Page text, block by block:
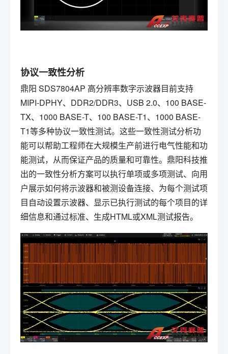
协议一致性分析
鼎阳 SDS7804AP 高分辨率数字示波器目前支持
MIPI-DPHY、DDR2/DDR3、USB 2.0、100 BASE-
TX、1000 BASE-T、100 BASE-T1、1000 BASE-
T1等多种协议一致性测试。这些一致性测试分析功
能可以帮助工程师在大规模生产前进行电气性能和功
能测试，从而保证产品的质量和可靠性。鼎阳科技推
出的一致性分析方案可以执行单项或多项测试、向用
户展示如何将示波器和被测设备连接、为每个测试项
目自动设置示波器、显示已执行测试的每个项目的详
细信息和通过标准、生成HTML或XML测试报告。